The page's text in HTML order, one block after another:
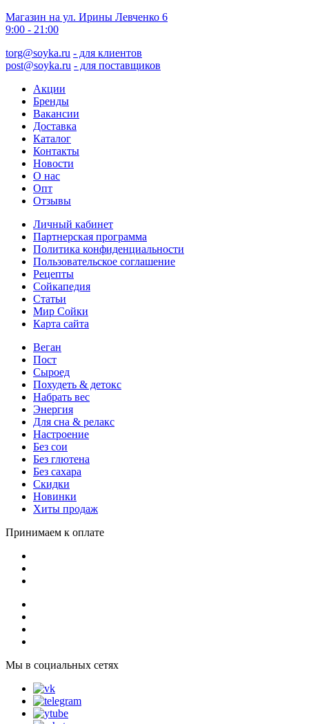
Магазин на ул. Ирины Левченко 6
9:00 - 21:00
torg@soyka.ru - для клиентов
post@soyka.ru - для поставщиков
Акции
Бренды
Вакансии
Доставка
Каталог
Контакты
Новости
О нас
Опт
Отзывы
Личный кабинет
Партнерская программа
Политика конфиденциальности
Пользовательское соглашение
Рецепты
Сойкапедия
Статьи
Мир Сойки
Карта сайта
Веган
Пост
Сыроед
Похудеть & детокс
Набрать вес
Энергия
Для сна & релакс
Настроение
Без сои
Без глютена
Без сахара
Скидки
Новинки
Хиты продаж
Принимаем к оплате
Мы в социальных сетях